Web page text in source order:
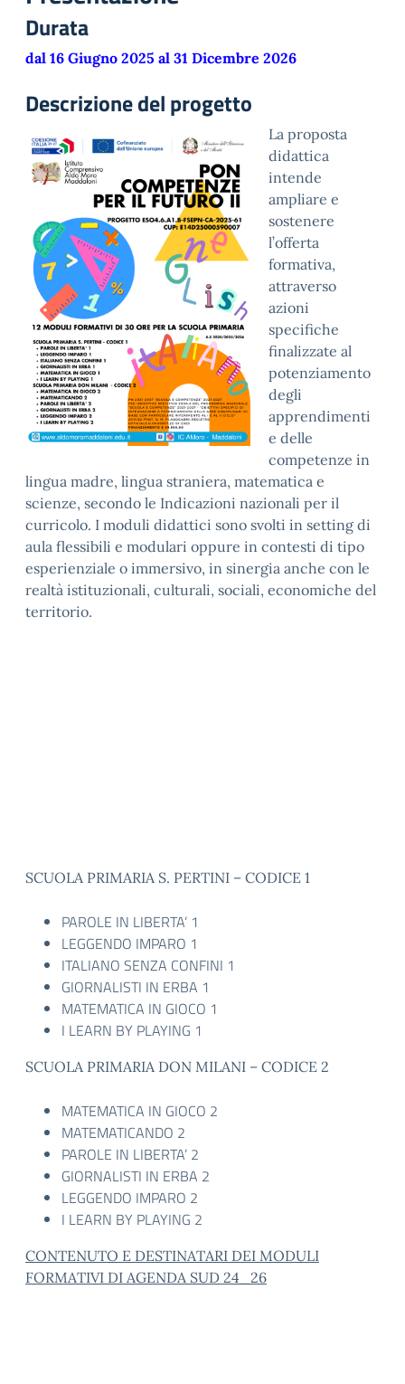
Durata
dal 16 Giugno 2025 al 31 Dicembre 2026
Descrizione del progetto
La proposta
didattica
intende
ampliare e
sostenere
l’offerta
formativa,
attraverso
azioni
specifiche
finalizzate al
potenziamento
degli
apprendimenti
e delle
competenze in
lingua madre, lingua straniera, matematica e
scienze, secondo le Indicazioni nazionali per il
curricolo. I moduli didattici sono svolti in setting di
aula flessibili e modulari oppure in contesti di tipo
esperienziale o immersivo, in sinergia anche con le
realtà istituzionali, culturali, sociali, economiche del
territorio.
SCUOLA PRIMARIA S. PERTINI – CODICE 1
PAROLE IN LIBERTA’ 1
LEGGENDO IMPARO 1
ITALIANO SENZA CONFINI 1
GIORNALISTI IN ERBA 1
MATEMATICA IN GIOCO 1
I LEARN BY PLAYING 1
SCUOLA PRIMARIA DON MILANI – CODICE 2
MATEMATICA IN GIOCO 2
MATEMATICANDO 2
PAROLE IN LIBERTA’ 2
GIORNALISTI IN ERBA 2
LEGGENDO IMPARO 2
I LEARN BY PLAYING 2
CONTENUTO E DESTINATARI DEI MODULI
FORMATIVI DI AGENDA SUD 24_26